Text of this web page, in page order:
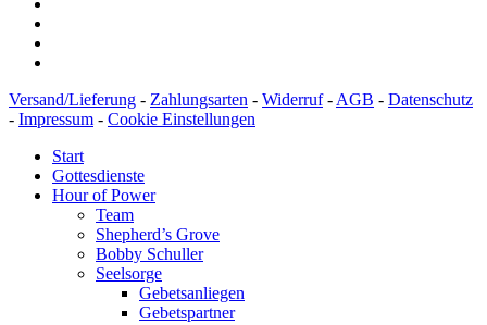
Versand/Lieferung - Zahlungsarten - Widerruf- AGB - Datenschutz
- Impressum - Cookie Einstellungen
Start
Gottesdienste
Hour of Power
Team
Shepherd’s Grove
Bobby Schuller
Seelsorge
Gebetsanliegen
Gebetspartner